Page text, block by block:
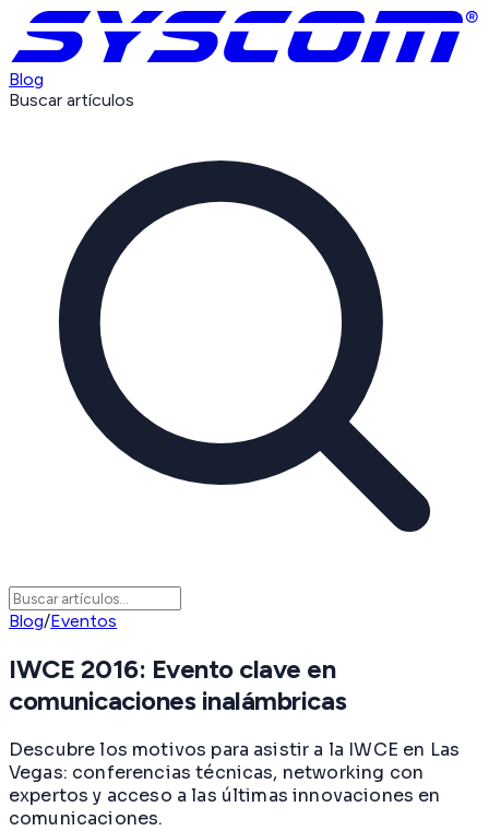
Blog
Buscar artículos
Blog/Eventos
IWCE 2016: Evento clave en
comunicaciones inalámbricas
Descubre los motivos para asistir a la IWCE en Las
Vegas: conferencias técnicas, networking con
expertos y acceso a las últimas innovaciones en
comunicaciones.